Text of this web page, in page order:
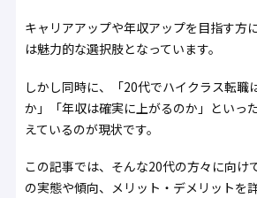
キャリアアップや年収アップを目指す方
は魅力的な選択肢となっています。
しかし同時に、「20代でハイクラス転職
か」「年収は確実に上がるのか」といっ
えているのが現状です。
この記事では、そんな20代の方々に向け
の実態や傾向、メリット・デメリットを